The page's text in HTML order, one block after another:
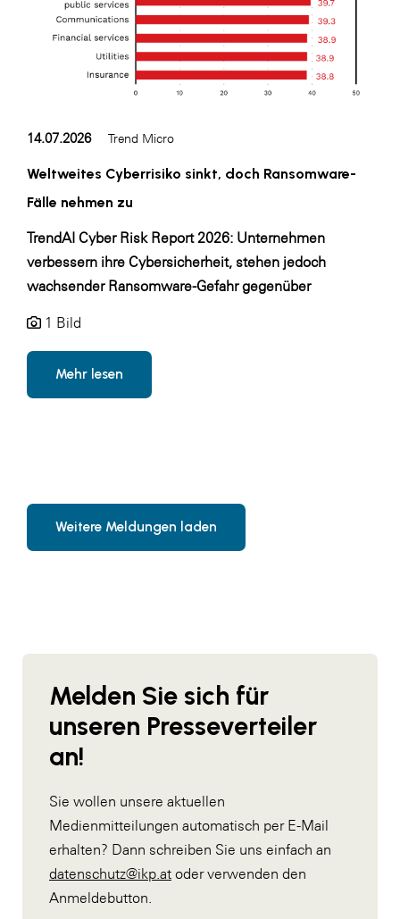
14.07.2026 Trend Micro
Weltweites Cyberrisiko sinkt, doch Ransomware-
Fälle nehmen zu
TrendAI Cyber Risk Report 2026: Unternehmen
verbessern ihre Cybersicherheit, stehen jedoch
wachsender Ransomware-Gefahr gegenüber
1 Bild
Mehr lesen
Weitere Meldungen laden
Melden Sie sich für
unseren Presseverteiler
an!
Sie wollen unsere aktuellen
Medienmitteilungen automatisch per E-Mail
erhalten? Dann schreiben Sie uns einfach an
datenschutz@ikp.at oder verwenden den
Anmeldebutton.